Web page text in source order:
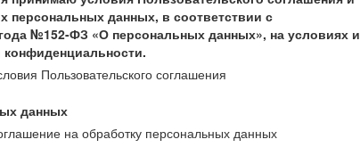
персональных данных, в соответствии с
№152-ФЗ «О персональных данных», на условиях и
Пользовательского соглашения
данных
на обработку персональных данных